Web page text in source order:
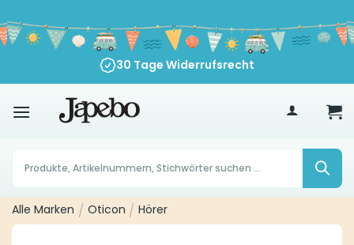
Inhalt
springen
70
30 Tage Widerrufsrecht
Products
search
Alle Marken / Oticon / Hörer